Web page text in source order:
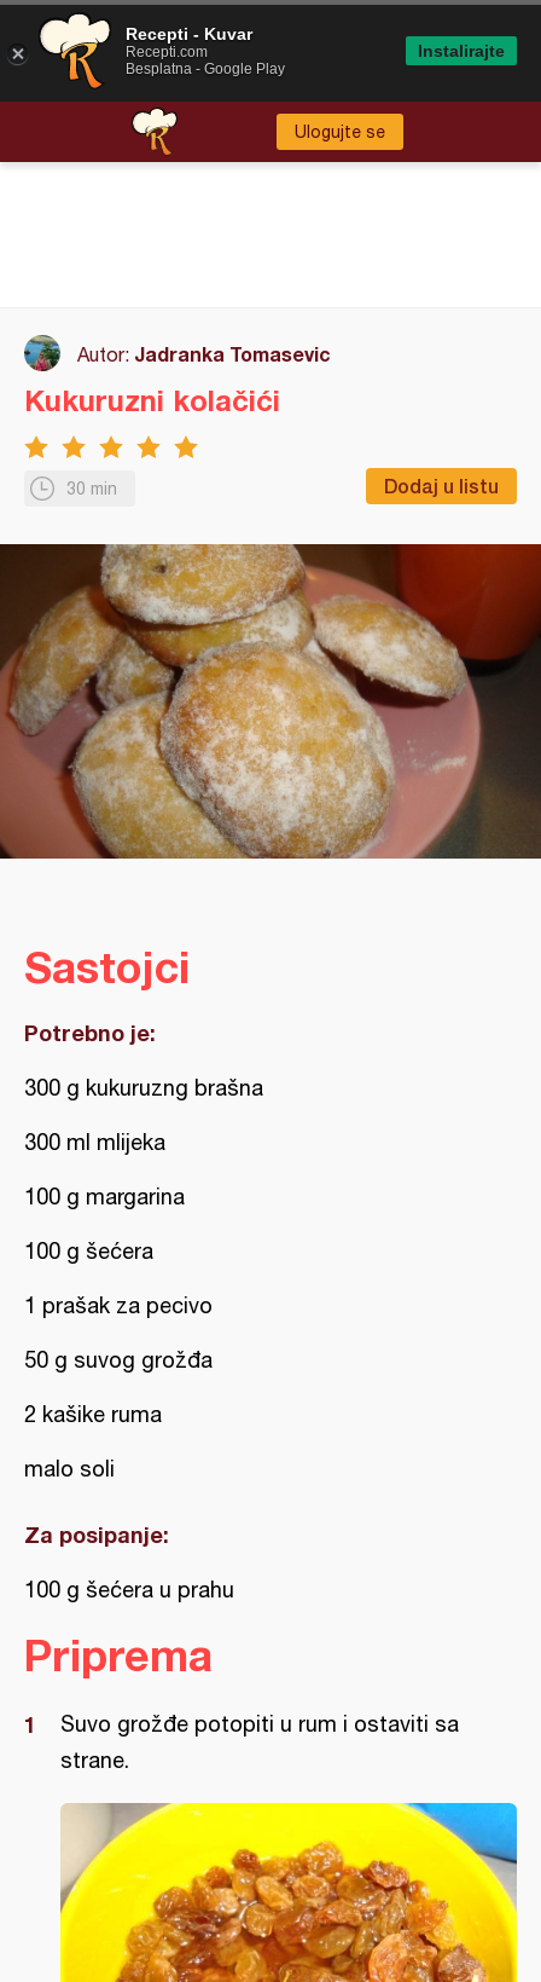
Ulogujte se
Autor: Jadranka Tomasevic
30 min Dodaj u listu
Kukuruzni kolačići
Sastojci
Potrebno je:
300 g kukuruzng brašna
300 ml mlijeka
100 g margarina
100 g šećera
1 prašak za pecivo
50 g suvog grožđa
2 kašike ruma
malo soli
Za posipanje:
100 g šećera u prahu
Priprema
Suvo grožđe potopiti u rum i ostaviti sa
strane.
Recepti - Kuvar
Recepti.com
Besplatna - Google Play
Instalirajte